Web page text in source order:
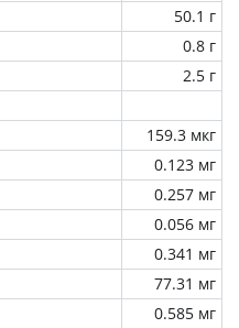
50.1 г
0.8 г
2.5 г
159.3 мкг
0.123 мг
0.257 мг
0.056 мг
0.341 мг
77.31 мг
0.585 мг